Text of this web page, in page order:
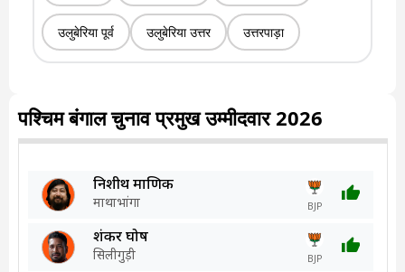
उलुबेरिया पूर्व उलुबेरिया उत्तर उत्तरपाड़ा
पश्चिम बंगाल चुनाव प्रमुख उम्मीदवार 2026